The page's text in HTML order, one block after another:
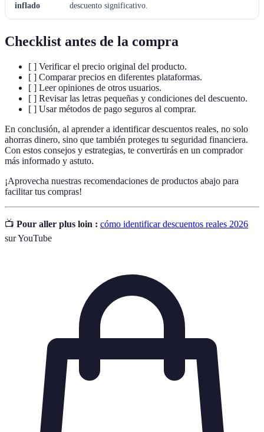
inflado
descuento significativo.
Checklist antes de la compra
[ ] Verificar el precio original del producto.
[ ] Comparar precios en diferentes plataformas.
[ ] Leer opiniones de otros usuarios.
[ ] Revisar las letras pequeñas y condiciones del descuento.
[ ] Usar métodos de pago seguros al comprar.
En conclusión, al aprender a identificar descuentos reales, no solo
ahorras dinero, sino que también proteges tu seguridad financiera.
Con estos consejos y estrategias, te convertirás en un comprador
más informado y astuto.
¡Aprovecha nuestras recomendaciones de productos abajo para
facilitar tus compras!
📺 Pour aller plus loin : cómo identificar descuentos reales 2026
sur YouTube